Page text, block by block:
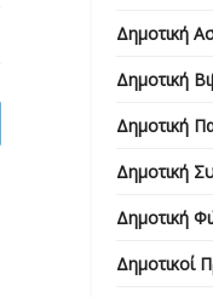
Δημοτική
Δημοτική
Δημοτική
Δημοτική
Δημοτική
Δημοτικοί